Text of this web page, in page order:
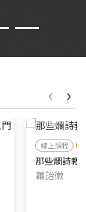
線上課程
那些爛詩教
蕭詒徽
‹ ›